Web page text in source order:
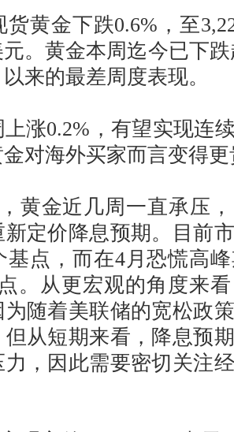
黄金下跌0.6%，至
元。黄金本周迄今已下
来的最差周度表现。
涨0.2%，有望实现连
对海外买家而言变得
黄金近几周一直承压
新定价降息预期。目前
基点，而在4月恐慌高
。从更宏观的角度来
随着美联储的宽松政
从短期来看，降息预
，因此需要密切关注